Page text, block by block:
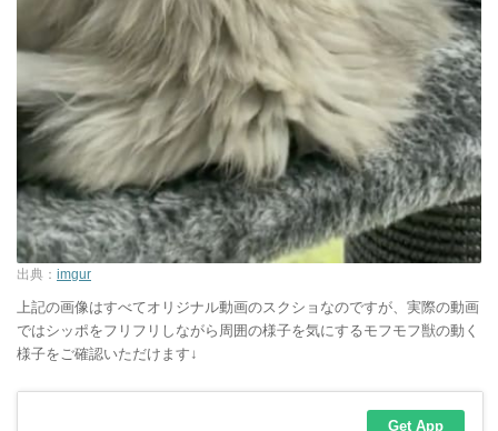
出典： imgur
上記の画像はすべてオリジナル動画のスクショなのですが、実際の動画
ではシッポをフリフリしながら周囲の様子を気にするモフモフ獣の動く
様子をご確認いただけます↓